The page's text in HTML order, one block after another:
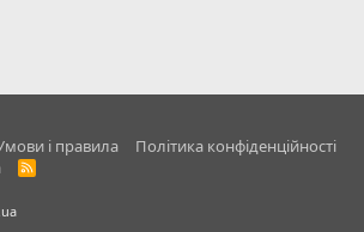
і правила
Політика конфіденційності
R